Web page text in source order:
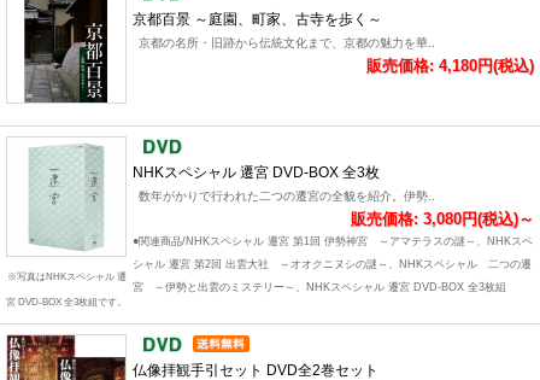
京都百景 ～庭園、町家、古寺を歩く～
京都の名所・旧跡から伝統文化まで、京都の魅力を華..
販売価格: 4,180円(税込)
※写真はNHKスペシャル 遷
宮 DVD-BOX 全3枚組です。
NHKスペシャル 遷宮 DVD-BOX 全3枚
数年がかりで行われた二つの遷宮の全貌を紹介。伊勢..
販売価格: 3,080円(税込)～
●関連商品/NHKスペシャル 遷宮 第1回 伊勢神宮 ～アマテラスの謎～、NHKスペ
シャル 遷宮 第2回 出雲大社 ～オオクニヌシの謎～、NHKスペシャル 二つの遷
宮 ～伊勢と出雲のミステリー～、NHKスペシャル 遷宮 DVD-BOX 全3枚組
仏像拝観手引セット DVD全2巻セット